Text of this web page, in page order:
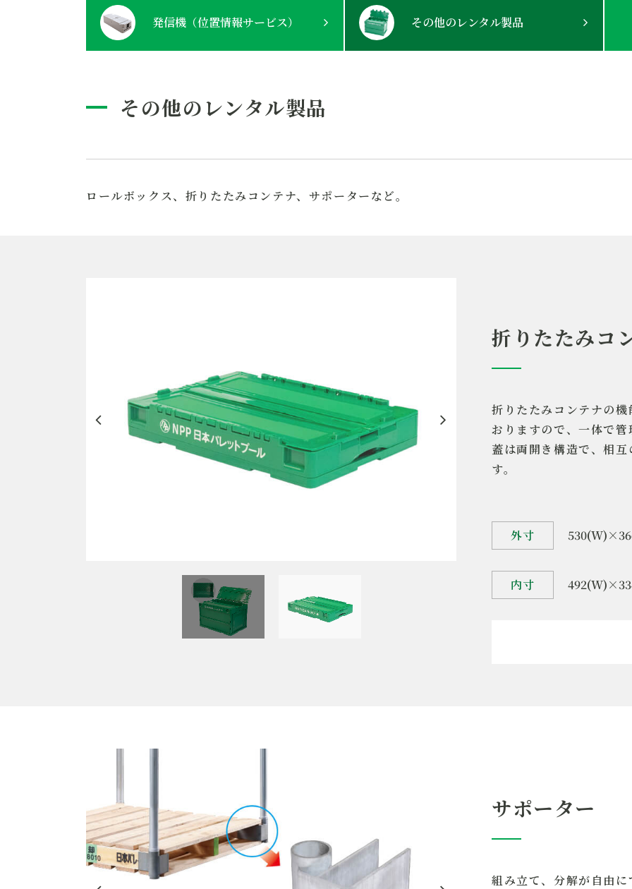
発信機（位置情報サービス） その他のレンタル製品
その他のレンタル製品
ロールボックス、折りたたみコンテナ、サポーターなど。
折りたたみコ
折りたたみコンテナの
おりますので、一体で
蓋は両開き構造で、相
す。
外寸
内寸
容量
サポーター
組み立て、分解が自由